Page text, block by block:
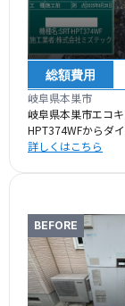
総額費用
岐阜県本巣市
岐阜県本巣市エコ
HPT374WFからダ
詳しくはこちら
BEFORE